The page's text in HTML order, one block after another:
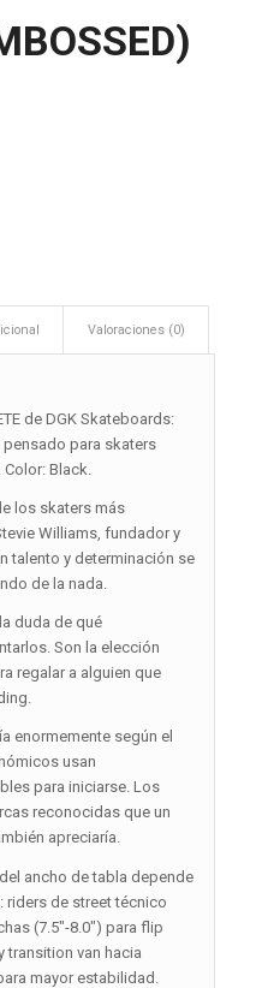
Valoraciones (0)
de DGK Skateboards:
para skaters
Color: Black.
los skaters más
Williams, fundador y
talento y determinación se
de la nada.
duda de qué
Son la elección
regalar a alguien que
enormemente según el
usan
para iniciarse. Los
reconocidas que un
apreciaría.
ancho de tabla depende
riders de street técnico
(7.5″-8.0″) para flip
van hacia
mayor estabilidad.